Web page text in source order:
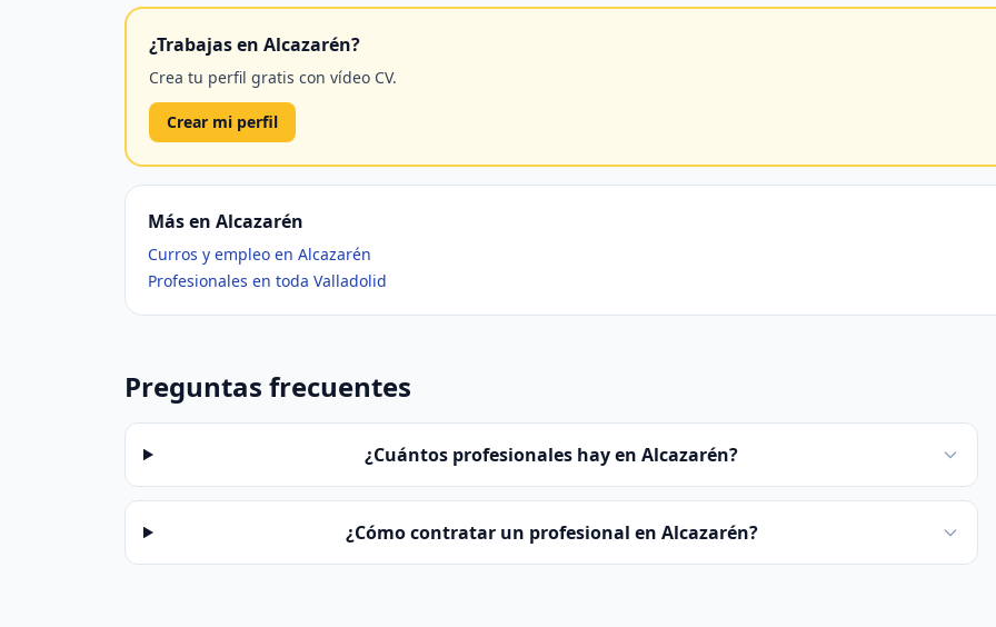
¿Trabajas en Alcazarén?
Crea tu perfil gratis con vídeo CV.
Crear mi perfil
Más en Alcazarén
Curros y empleo en Alcazarén
Profesionales en toda Valladolid
Preguntas frecuentes
¿Cuántos profesionales hay en Alcazarén?
¿Cómo contratar un profesional en Alcazarén?